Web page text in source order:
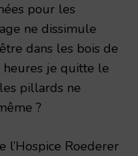
pour les
ne dissimule
dans les bois de
je quitte le
pillards ne
?
l’Hospice Roederer